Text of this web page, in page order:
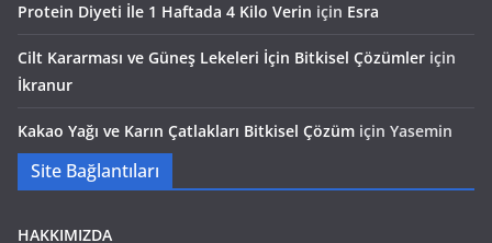
Protein Diyeti İle 1 Haftada 4 Kilo Verin için Esra
Cilt Kararması ve Güneş Lekeleri İçin Bitkisel Çözümler için
İkranur
Kakao Yağı ve Karın Çatlakları Bitkisel Çözüm için Yasemin
Site Bağlantıları
HAKKIMIZDA